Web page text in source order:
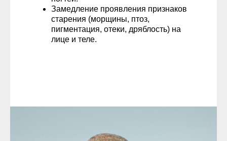
Замедление проявления признаков
старения (морщины, птоз,
пигментация, отеки, дряблость) на
лице и теле.